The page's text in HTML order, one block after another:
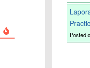
Posted